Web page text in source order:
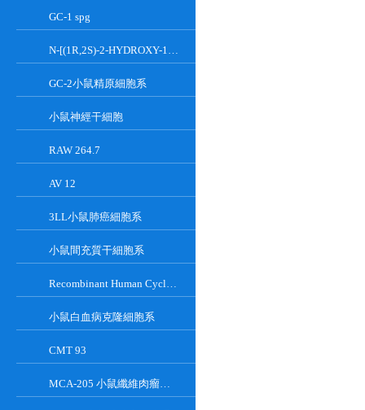
GC-1 spg
N-[(1R,2S)-2-HYDROXY-1-HYDROXYMETHYL-2-(2-TRIDECYL-1-CYCLOPROPENYL)ETHYL]OCT;GT-11
GC-2小鼠精原細胞系
小鼠神經干細胞
RAW 264.7
AV 12
3LL小鼠肺癌細胞系
小鼠間充質干細胞系
Recombinant Human Cyclin-Dependent Kinase Inhibitor 2A
小鼠白血病克隆細胞系
CMT 93
MCA-205 小鼠纖維肉瘤細胞系